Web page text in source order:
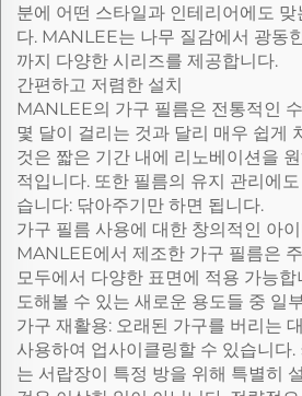
분에 어떤 스타일과 인테리어에도
다. MANLEE는 나무 질감에서 광동
까지 다양한 시리즈를 제공합니다.
간편하고 저렴한 설치
MANLEE의 가구 필름은 전통적인
몇 달이 걸리는 것과 달리 매우 쉽게
것은 짧은 기간 내에 리노베이션을
적입니다. 또한 필름의 유지 관리에
습니다: 닦아주기만 하면 됩니다.
가구 필름 사용에 대한 창의적인 아
MANLEE에서 제조한 가구 필름은
모두에서 다양한 표면에 적용 가능합
도해볼 수 있는 새로운 용도들 중 일
가구 재활용: 오래된 가구를 버리는
사용하여 업사이클링할 수 있습니다.
는 서랍장이 특정 방을 위해 특별히